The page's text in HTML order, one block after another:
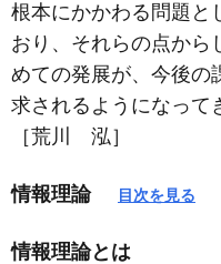
根本にかかわる問題と
おり、それらの点から
めての発展が、今後の
求されるようになって
［荒川 泓］
情報理論 目次を見る
情報理論とは